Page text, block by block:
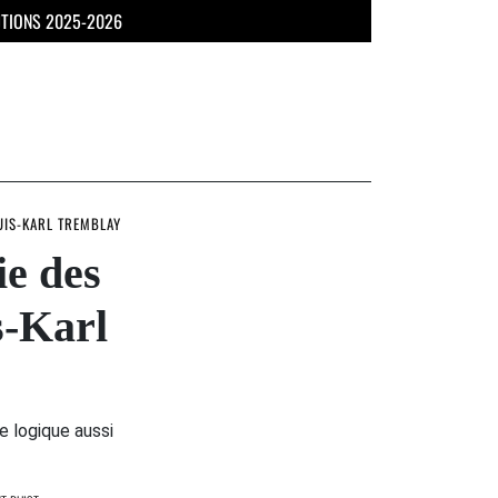
2025-2026
KARL TREMBLAY
des
Karl
logique aussi